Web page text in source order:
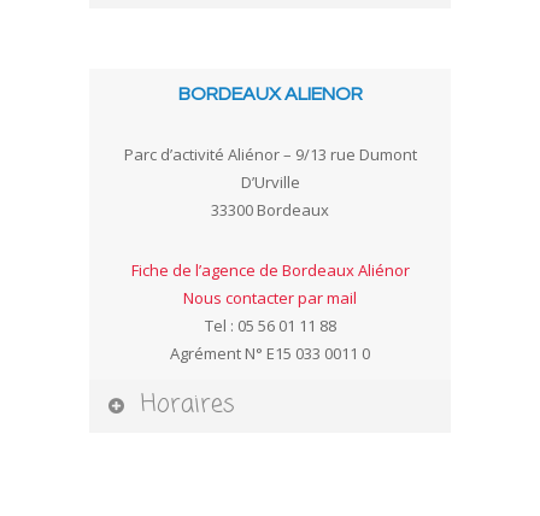
BORDEAUX ALIENOR
Parc d’activité Aliénor – 9/13 rue Dumont
D’Urville
33300 Bordeaux
Fiche de l’agence de Bordeaux Aliénor
Nous contacter par mail
Tel : 05 56 01 11 88
Agrément N° E15 033 0011 0
Horaires